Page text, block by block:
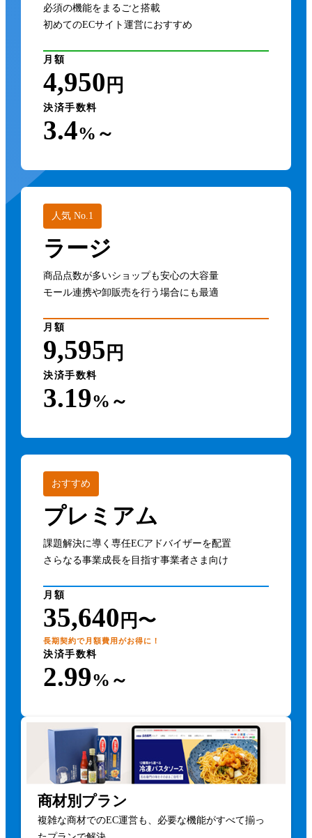
必須の機能をまるごと搭載
初めてのECサイト運営におすすめ
月額
4,950 円
決済手数料
3.4%～
人気 No.1
ラージ
商品点数が多いショップも安心の大容量
モール連携や卸販売を行う場合にも最適
月額
9,595 円
決済手数料
3.19%～
おすすめ
プレミアム
課題解決に導く専任ECアドバイザーを配置
さらなる事業成長を目指す事業者さま向け
月額
35,640 円〜
長期契約で月額費用がお得に！
決済手数料
2.99%～
商材別プラン
複雑な商材でのEC運営も、必要な機能がすべて揃っ